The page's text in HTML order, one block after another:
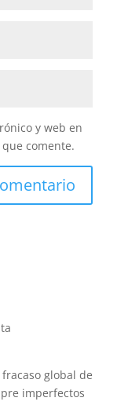
y web en
comente.
global de
imperfectos